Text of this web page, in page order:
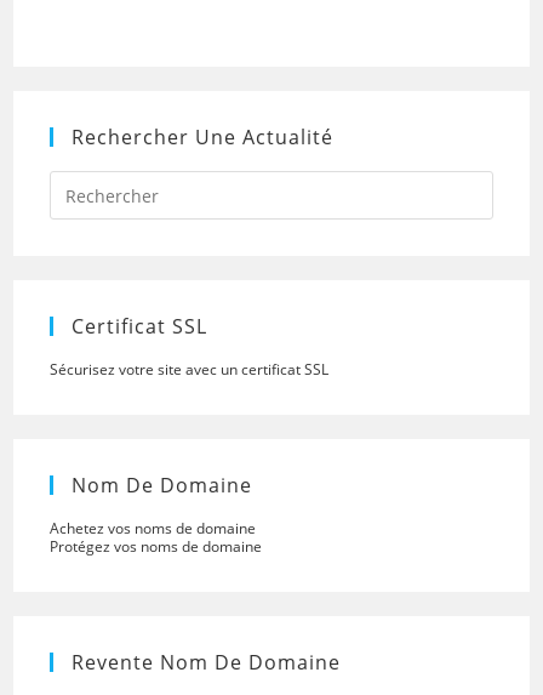
Rechercher Une Actualité
Press
to
Certificat SSL
Sécurisez votre site avec un certificat SSL
Nom De Domaine
Achetez vos noms de domaine
Protégez vos noms de domaine
Revente Nom De Domaine